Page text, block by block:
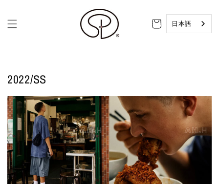
進む
ー
日本語
2022/SS